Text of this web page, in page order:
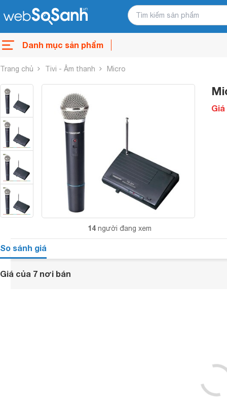
Danh mục sản phẩm
Trang chủ Tivi - Âm thanh Micro
14 người đang xem
So sánh giá
Giá của 7 nơi bán